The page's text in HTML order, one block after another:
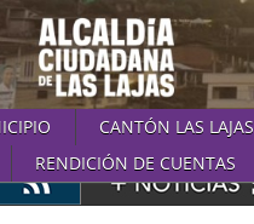
CANTÓN LAS LAJAS
RENDICIÓN DE CUENTAS